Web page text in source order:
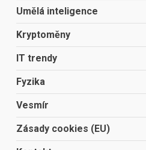
Umělá inteligence
Kryptoměny
IT trendy
Fyzika
Vesmír
Zásady cookies (EU)